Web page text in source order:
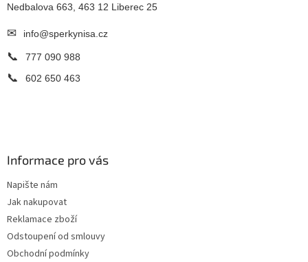
Nedbalova 663, 463 12 Liberec 25
✉ info@sperkynisa.cz
📞 777 090 988
📞 602 650 463
Informace pro vás
Napište nám
Jak nakupovat
Reklamace zboží
Odstoupení od smlouvy
Obchodní podmínky